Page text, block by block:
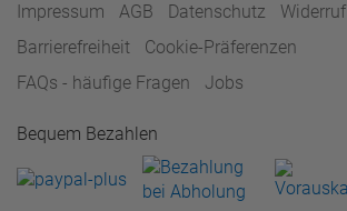
Impressum
AGB Datenschutz
Widerruf
Barrierefreiheit
Cookie-Präferenzen
FAQs - häufige Fragen
Jobs
Bequem Bezahlen